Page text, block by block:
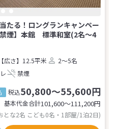
たる！ロングランキャンペー
煙】本館 標準和室(2名～4
【広さ】12.5平米
2～5名
禁煙
税込50,800～55,600円
基本代金合計101,600〜111,200円
とな2名 こども0名・1部屋/1泊2日)